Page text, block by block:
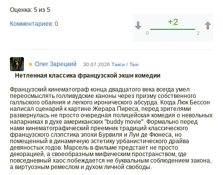
Оценка: 5 из 5
Комментариев: 0
+2
0 2
★ Олег Зарецкий 30.07.2026 Такси / Taxi
Нетленная классика французской экшн комедии
Французский кинематограф конца двадцатого века всегда умел
переосмыслять голливудские каноны через призму собственного
галльского обаяния и легкого иронического абсурда. Когда Люк Бессон
написал сценарий к картине Жерара Пиреса, перед зрителями
развернулась не просто очередная полицейская комедия о невольных
напарниках в духе американских "buddy movie". Формально перед
нами кинематографический преемник традиций классического
французского слэпстика эпохи Бурвиля и Луи де Фюнеса, но
помещенный в динамичную эстетику урбанистического драйва
девяностых годов. Марсель в фильме предстает не просто
декорацией, а своеобразным мифическим пространством, где
повседневный хаос побеждается не буквальным соблюдением закона,
а виртуозным ремеслом и духом личной свободы.